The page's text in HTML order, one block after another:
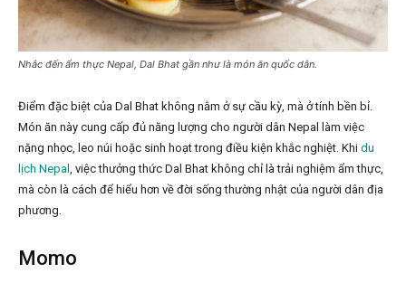
Nhắc đến ẩm thực Nepal, Dal Bhat gần như là món ăn quốc dân.
Điểm đặc biệt của Dal Bhat không nằm ở sự cầu kỳ, mà ở tính bền bỉ.
Món ăn này cung cấp đủ năng lượng cho người dân Nepal làm việc
nặng nhọc, leo núi hoặc sinh hoạt trong điều kiện khắc nghiệt. Khi du
lịch Nepal , việc thưởng thức Dal Bhat không chỉ là trải nghiệm ẩm thực,
mà còn là cách để hiểu hơn về đời sống thường nhật của người dân địa
phương.
Momo